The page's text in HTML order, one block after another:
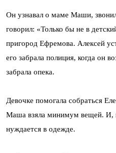
Он узнавал о маме Маши,
говорил: «Только бы не в
пригород Ефремова. Алексей
его забрала полиция, когда он
забрала опека.
Девочке помогала собраться
Маша взяла минимум вещей. И,
нуждается в одежде.